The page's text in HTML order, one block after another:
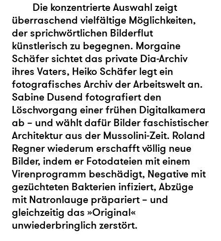
Die konzentrierte Auswahl zeigt
überraschend vielfältige Möglichkeiten,
der sprichwörtlichen Bilderflut
künstlerisch zu begegnen. Morgaine
Schäfersichtet das private Dia-Archiv
ihres Vaters, Heiko Schäfer legt ein
fotografisches Archiv der Arbeitswelt an.
Sabine Dusend fotografiert den
Löschvorgang einer frühen Digitalkamera
ab – und wählt dafür Bilder faschistischer
Architektur aus der Mussolini-Zeit. Roland
Regnerwiederum erschafft völlig neue
Bilder, indem er Fotodateien mit einem
Virenprogramm beschädigt, Negative mit
gezüchteten Bakterien infiziert, Abzüge
mit Natronlauge präpariert – und
gleichzeitig das »Original«
unwiederbringlich zerstört.